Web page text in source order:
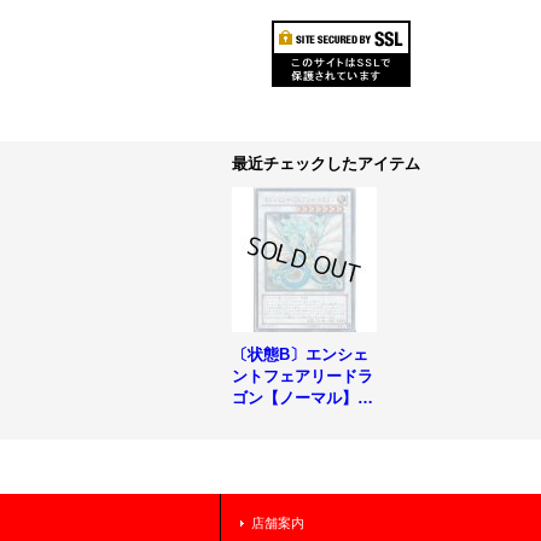
最近チェックしたアイテム
〔状態B〕エンシェ
ントフェアリードラ
ゴン【ノーマル】{M
店舗案内